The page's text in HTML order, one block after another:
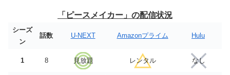
「ピースメイカー」の配信状況
シーズ
ン
話数 U-NEXT Amazonプライム Hulu
1 8 見放題 レンタル なし